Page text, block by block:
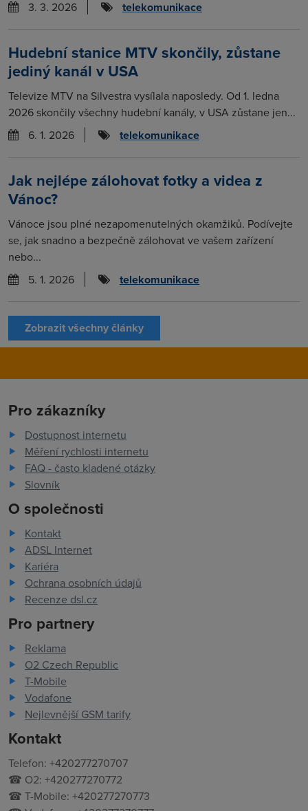
3. 3. 2026
telekomunikace
Hudební stanice MTV skončily, zůstane
jediný kanál v USA
Televize MTV na Silvestra vysílala naposledy. Od 1. ledna
2026 skončily všechny hudební kanály, v USA zůstane jen...
6. 1. 2026
telekomunikace
Jak nejlépe zálohovat fotky a videa z
Vánoc?
Vánoce jsou plné nezapomenutelných okamžiků. Podívejte
se, jak snadno a bezpečně zálohovat ve vašem zařízení
nebo...
5. 1. 2026
telekomunikace
Zobrazit všechny články
Pro zákazníky
Dostupnost internetu
Měření rychlosti internetu
FAQ - často kladené otázky
Slovník
O společnosti
Kontakt
ADSL Internet
Kariéra
Ochrana osobních údajů
Recenze dsl.cz
Pro partnery
Reklama
O2 Czech Republic
T-Mobile
Vodafone
Nejlevnější GSM tarify
Kontakt
Telefon: +420277270707
☎ O2: +420277270772
☎ T-Mobile: +420277270773